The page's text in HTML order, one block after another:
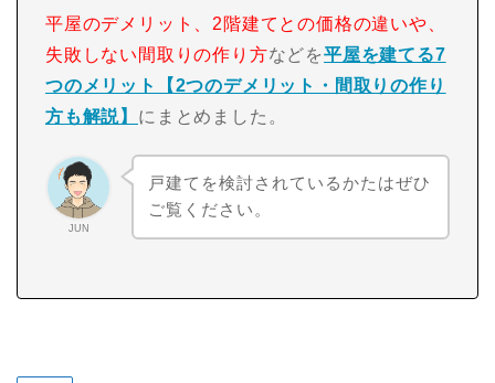
平屋のデメリット、2階建てとの価格の違いや、
失敗しない間取りの作り方などを平屋を建てる7
つのメリット【2つのデメリット・間取りの作り
方も解説】 にまとめました。
JUN
戸建てを検討されているかたはぜひ
ご覧ください。